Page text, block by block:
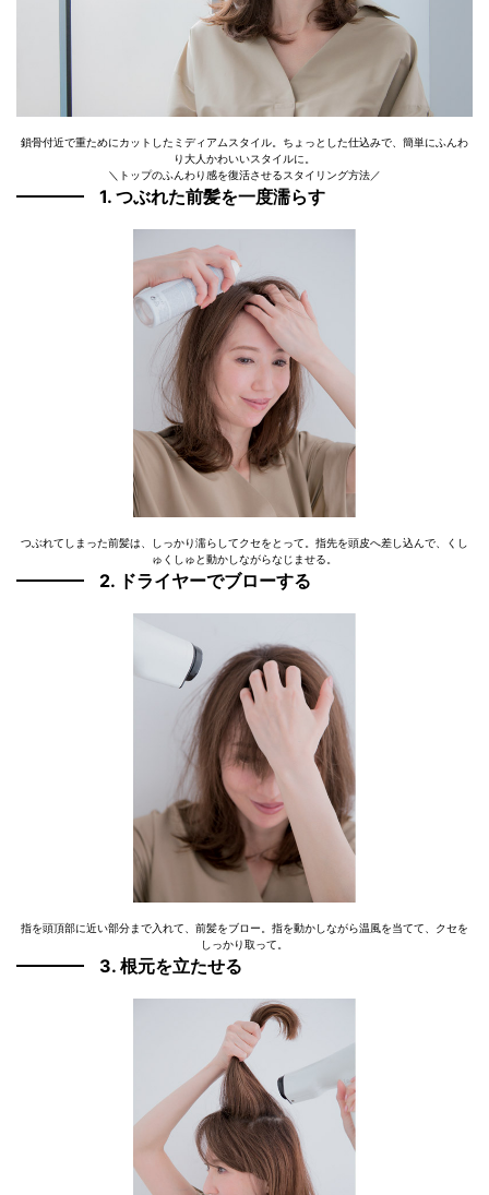
鎖骨付近で重ためにカットしたミディアムスタイル。ちょっとした仕込みで、簡単にふんわ
り大人かわいいスタイルに。
＼トップのふんわり感を復活させるスタイリング方法／
1. つぶれた前髪を一度濡らす
つぶれてしまった前髪は、しっかり濡らしてクセをとって。指先を頭皮へ差し込んで、くし
ゅくしゅと動かしながらなじませる。
2. ドライヤーでブローする
指を頭頂部に近い部分まで入れて、前髪をブロー。指を動かしながら温風を当てて、クセを
しっかり取って。
3. 根元を立たせる